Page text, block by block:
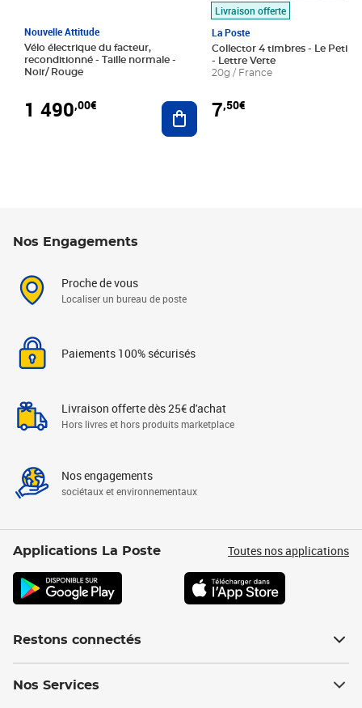
Nouvelle Attitude
Vélo électrique du facteur,
reconditionné - Taille normale -
Noir/ Rouge
1 490,00€ Ajouter au panier
Livraison offerte
La Poste
Collector 4 timbres - Le Petit
- Lettre Verte
20g / France
7,50€
Nos Engagements
Proche de vous
Localiser un bureau de poste
Paiements 100% sécurisés
Livraison offerte dès 25€ d'achat
Hors livres et hors produits marketplace
Nos engagements
sociétaux et environnementaux
Applications La Poste Toutes nos applications
Restons connectés
Nos Services